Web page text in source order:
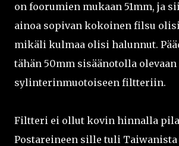
on foorumien mukaan 51mm, ja
ainoa sopivan kokoinen filsu
mikäli kulmaa olisi halunnut.
tähän 50mm sisäänotolla olevaan
sylinterinmuotoiseen filtteriin.
Filtteri ei ollut kovin hinnalla
Postareineen sille tuli